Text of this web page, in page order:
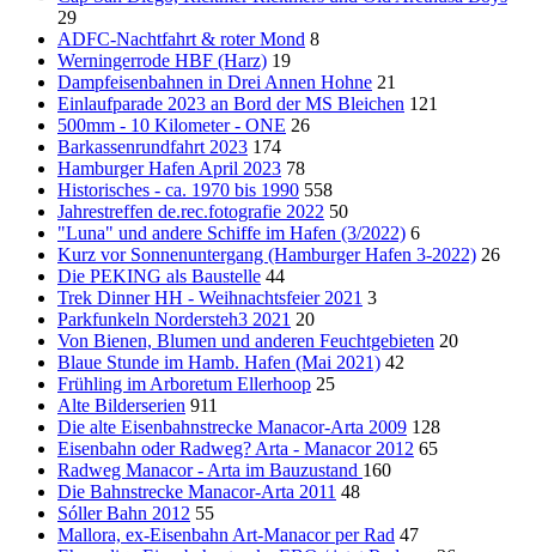
29
ADFC-Nachtfahrt & roter Mond 8
Werningerrode HBF (Harz) 19
Dampfeisenbahnen in Drei Annen Hohne 21
Einlaufparade 2023 an Bord der MS Bleichen 121
500mm - 10 Kilometer - ONE 26
Barkassenrundfahrt 2023 174
Hamburger Hafen April 2023 78
Historisches - ca. 1970 bis 1990 558
Jahrestreffen de.rec.fotografie 2022 50
"Luna" und andere Schiffe im Hafen (3/2022) 6
Kurz vor Sonnenuntergang (Hamburger Hafen 3-2022) 26
Die PEKING als Baustelle 44
Trek Dinner HH - Weihnachtsfeier 2021 3
Parkfunkeln Nordersteh3 2021 20
Von Bienen, Blumen und anderen Feuchtgebieten 20
Blaue Stunde im Hamb. Hafen (Mai 2021) 42
Frühling im Arboretum Ellerhoop 25
Alte Bilderserien 911
Die alte Eisenbahnstrecke Manacor-Arta 2009 128
Eisenbahn oder Radweg? Arta - Manacor 2012 65
Radweg Manacor - Arta im Bauzustand 160
Die Bahnstrecke Manacor-Arta 2011 48
Sóller Bahn 2012 55
Mallora, ex-Eisenbahn Art-Manacor per Rad 47